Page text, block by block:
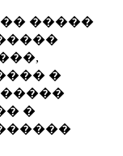
�����
�
�